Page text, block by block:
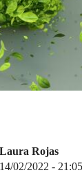
Laura Rojas
14/02/2022 - 21:05